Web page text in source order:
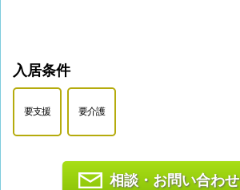
入居条件
要支援 要介護
相談・お問い合わせ